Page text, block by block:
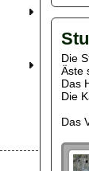
Die
Äste
Das
Die
Das